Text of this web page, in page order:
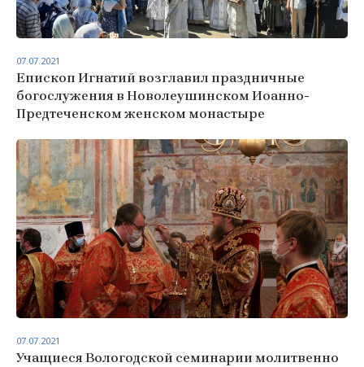
Епископ Игнатий возглавил праздничные
богослужения в Новолеушинском Иоанно-
Предтеченском женском монастыре
07.07.2021
Учащиеся Вологодской семинарии молитвенно
07.07.2021